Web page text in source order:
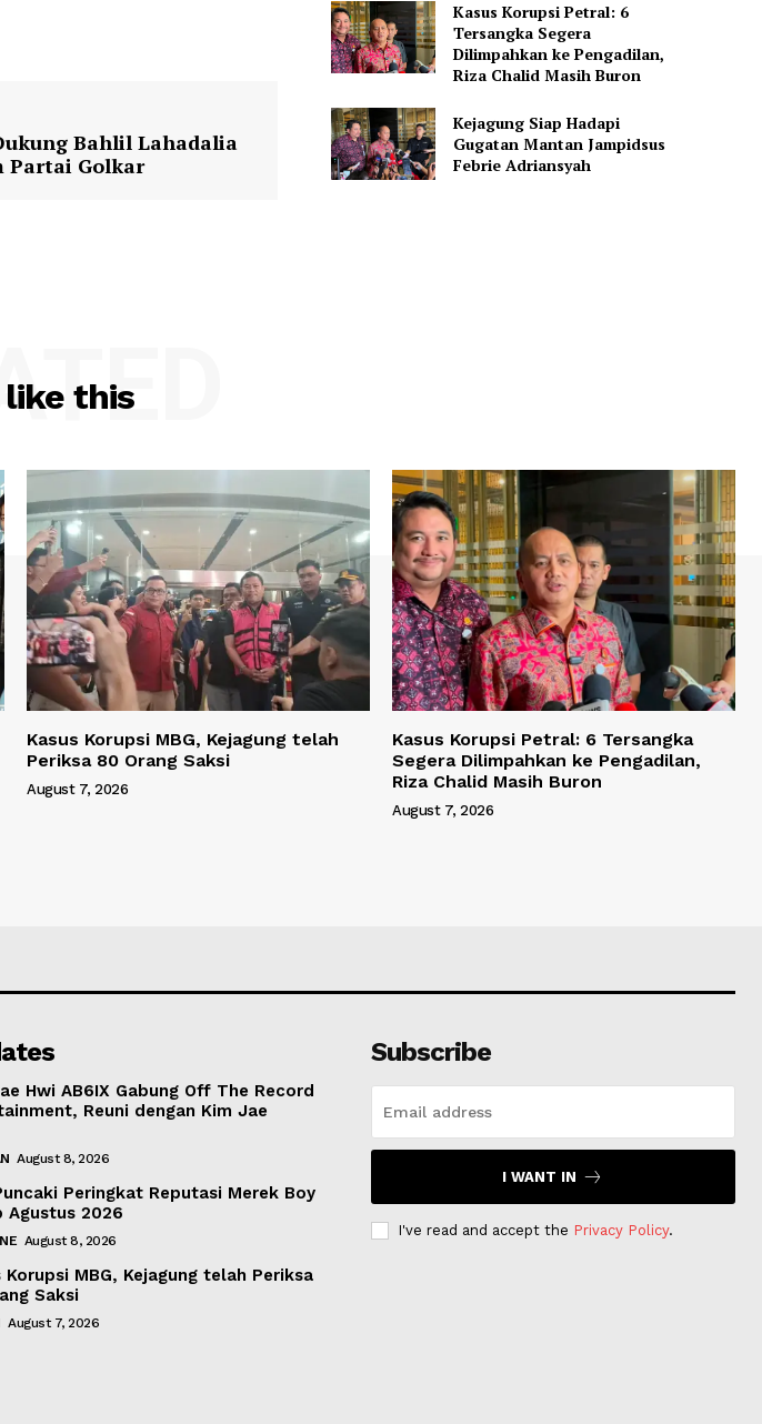
Bahlil Lahadalia
Partai Golkar
Kasus Korupsi Petral: 6
Tersangka Segera
Dilimpahkan ke Pengadilan,
Riza Chalid Masih Buron
Kejagung Siap Hadapi
Gugatan Mantan Jampidsus
Febrie Adriansyah
this
Kasus Korupsi MBG, Kejagung telah
Periksa 80 Orang Saksi
August 7, 2026
Kasus Korupsi Petral: 6 Tersangka
Segera Dilimpahkan ke Pengadilan,
Riza Chalid Masih Buron
August 7, 2026
Hwi AB6IX Gabung Off The Record
Reuni dengan Kim Jae
August 8, 2026
Peringkat Reputasi Merek Boy
Agustus 2026
August 8, 2026
Korupsi MBG, Kejagung telah Periksa
Saksi
August 7, 2026
Subscribe
I WANT IN
I've read and accept the Privacy Policy.